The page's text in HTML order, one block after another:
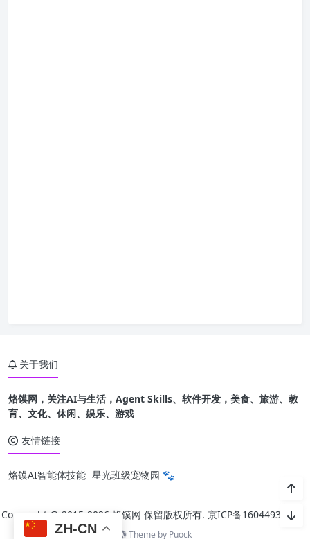
关于我们
烙馍网，关注AI与生活，Agent Skills、软件开发，美食、旅游、教
育、文化、休闲、娱乐、游戏
友情链接
烙馍AI智能体技能 星光班级宠物园 🐾
Copyright @ 2015- 2026 烙馍网 保留版权所有. 京ICP备16044936号-1
Theme by Puock
ZH-CN